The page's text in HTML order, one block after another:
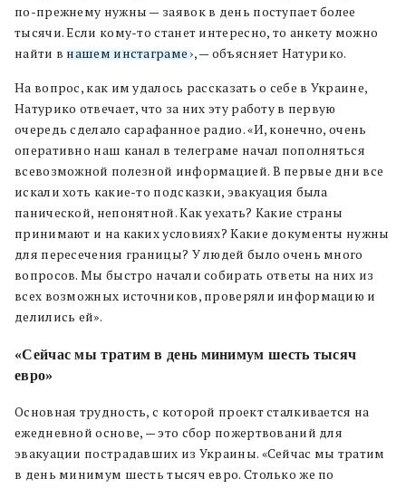
по-прежнему нужны — заявок в день поступает более
тысячи. Если кому-то станет интересно, то анкету можно
найти в нашем инстаграме», — объясняет Натурико.
На вопрос, как им удалось рассказать о себе в Украине,
Натурико отвечает, что за них эту работу в первую
очередь сделало сарафанное радио. «И, конечно, очень
оперативно наш канал в телеграме начал пополняться
всевозможной полезной информацией. В первые дни все
искали хоть какие-то подсказки, эвакуация была
панической, непонятной. Как уехать? Какие страны
принимают и на каких условиях? Какие документы нужны
для пересечения границы? У людей было очень много
вопросов. Мы быстро начали собирать ответы на них из
всех возможных источников, проверяли информацию и
делились ей».
«Сейчас мы тратим в день минимум шесть тысяч
евро»
Основная трудность, с которой проект сталкивается на
ежедневной основе, — это сбор пожертвований для
эвакуации пострадавших из Украины. «Сейчас мы тратим
в день минимум шесть тысяч евро. Столько же по